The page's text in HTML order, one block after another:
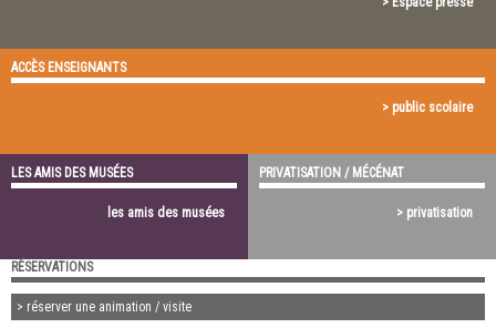
ACCÈS ENSEIGNANTS
> public scolaire
LES AMIS DES MUSÉES
les amis des musées
PRIVATISATION / MÉCÉNAT
> privatisation
RÉSERVATIONS
> réserver une animation / visite